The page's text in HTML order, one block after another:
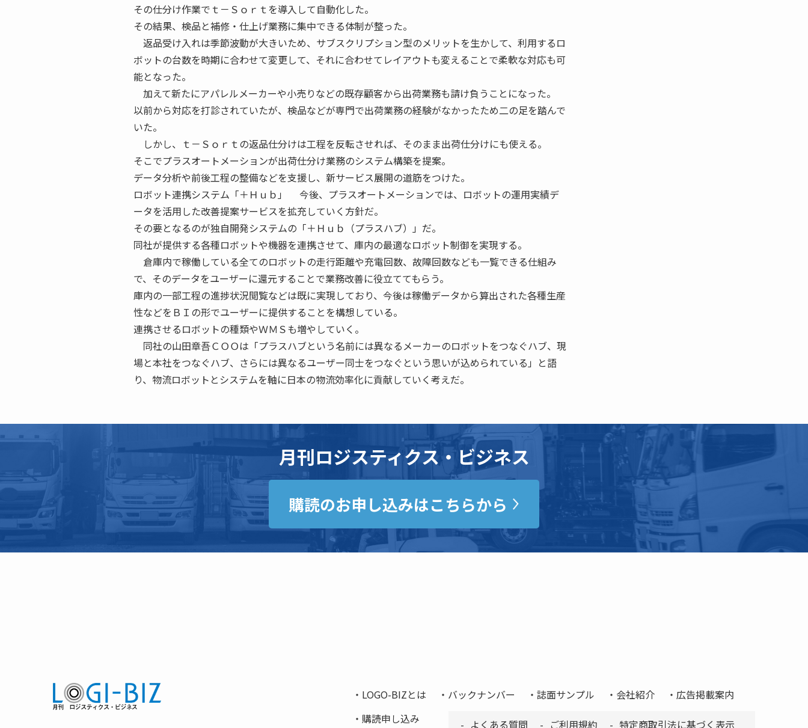
その仕分け作業でｔ－Ｓｏｒｔを導入して自動化した。
その結果、検品と補修・仕上げ業務に集中できる体制が整った。
返品受け入れは季節波動が大きいため、サブスクリプション型のメリットを生かして、利用するロ
ボットの台数を時期に合わせて変更して、それに合わせてレイアウトも変えることで柔軟な対応も可
能となった。
加えて新たにアパレルメーカーや小売りなどの既存顧客から出荷業務も請け負うことになった。
以前から対応を打診されていたが、検品などが専門で出荷業務の経験がなかったため二の足を踏んで
いた。
しかし、ｔ－Ｓｏｒｔの返品仕分けは工程を反転させれば、そのまま出荷仕分けにも使える。
そこでプラスオートメーションが出荷仕分け業務のシステム構築を提案。
データ分析や前後工程の整備などを支援し、新サービス展開の道筋をつけた。
ロボット連携システム「＋Ｈｕｂ」 今後、プラスオートメーションでは、ロボットの運用実績デ
ータを活用した改善提案サービスを拡充していく方針だ。
その要となるのが独自開発システムの「＋Ｈｕｂ（プラスハブ）」だ。
同社が提供する各種ロボットや機器を連携させて、庫内の最適なロボット制御を実現する。
倉庫内で稼働している全てのロボットの走行距離や充電回数、故障回数なども一覧できる仕組み
で、そのデータをユーザーに還元することで業務改善に役立ててもらう。
庫内の一部工程の進捗状況閲覧などは既に実現しており、今後は稼働データから算出された各種生産
性などをＢＩの形でユーザーに提供することを構想している。
連携させるロボットの種類やＷＭＳも増やしていく。
同社の山田章吾ＣＯＯは「プラスハブという名前には異なるメーカーのロボットをつなぐハブ、現
場と本社をつなぐハブ、さらには異なるユーザー同士をつなぐという思いが込められている」と語
り、物流ロボットとシステムを軸に日本の物流効率化に貢献していく考えだ。
月刊ロジスティクス・ビジネス
購読のお申し込みはこちらから
LOGO-BIZとは バックナンバー 誌面サンプル 会社紹介
広告掲載案内
購読申し込み
よくある質問 ご利用規約 特定商取引法に基づく表示